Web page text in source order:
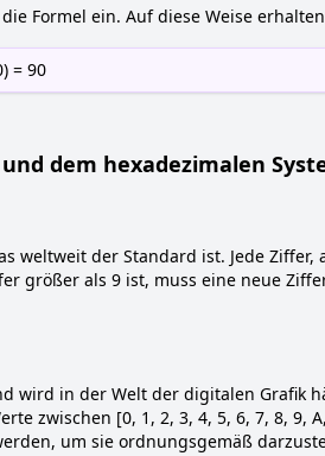
Formel ein. Auf diese Weise
= 90
dem hexadezimalen
weltweit der Standard ist. Jede
größer als 9 ist, muss eine neue
wird in der Welt der digitalen Grafik
zwischen [0, 1, 2, 3, 4, 5, 6, 7, 8, 9,
um sie ordnungsgemäß